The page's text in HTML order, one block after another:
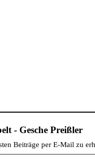
- Gesche Preißler
Beiträge per E-Mail zu